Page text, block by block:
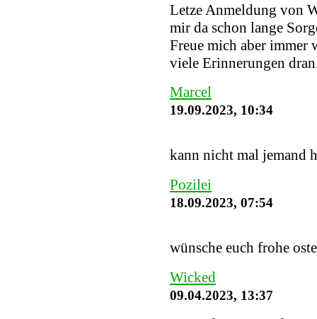
Letze Anmeldung von
mir da schon lange
Freue mich aber immer
viele Erinnerungen
Marcel
19.09.2023, 10:34
kann nicht mal jemand
Pozilei
18.09.2023, 07:54
wünsche euch frohe
Wicked
09.04.2023, 13:37